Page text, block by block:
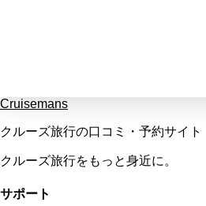
Cruisemans
クルーズ旅行の口コミ・予約サイト
クルーズ旅行をもっと身近に。
サポート